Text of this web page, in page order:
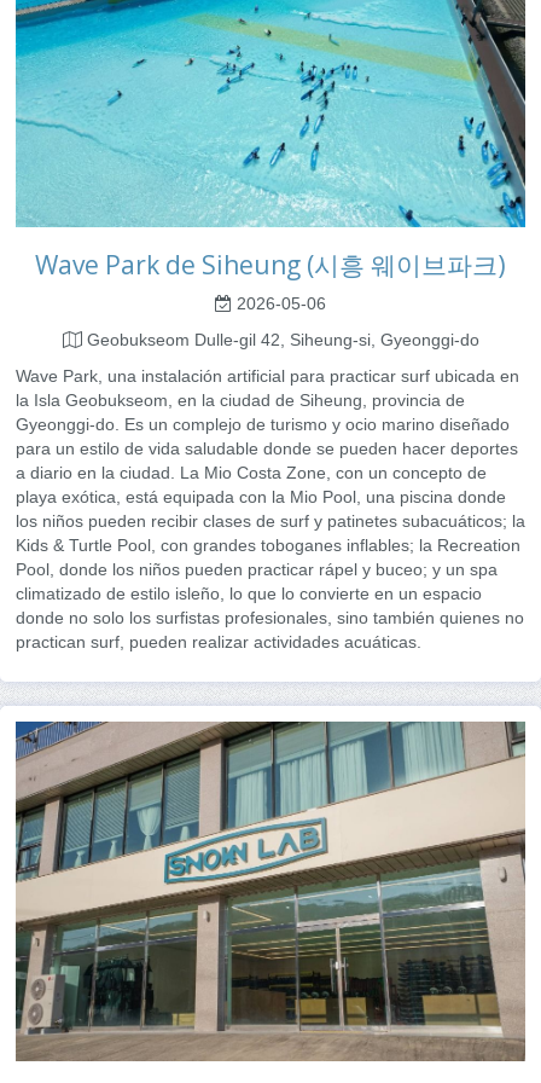
Wave Park de Siheung (시흥 웨이브파크)
2026-05-06
Geobukseom Dulle-gil 42, Siheung-si, Gyeonggi-do
Wave Park, una instalación artificial para practicar surf ubicada en
la Isla Geobukseom, en la ciudad de Siheung, provincia de
Gyeonggi-do. Es un complejo de turismo y ocio marino diseñado
para un estilo de vida saludable donde se pueden hacer deportes
a diario en la ciudad. La Mio Costa Zone, con un concepto de
playa exótica, está equipada con la Mio Pool, una piscina donde
los niños pueden recibir clases de surf y patinetes subacuáticos; la
Kids & Turtle Pool, con grandes toboganes inflables; la Recreation
Pool, donde los niños pueden practicar rápel y buceo; y un spa
climatizado de estilo isleño, lo que lo convierte en un espacio
donde no solo los surfistas profesionales, sino también quienes no
practican surf, pueden realizar actividades acuáticas.